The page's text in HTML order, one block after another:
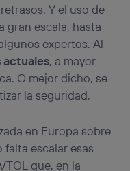
Y el uso de
gran escala, hasta
expertos. Al
actuales, a mayor
O mejor dicho, se
la seguridad.
en Europa sobre
escalar esas
que, en la